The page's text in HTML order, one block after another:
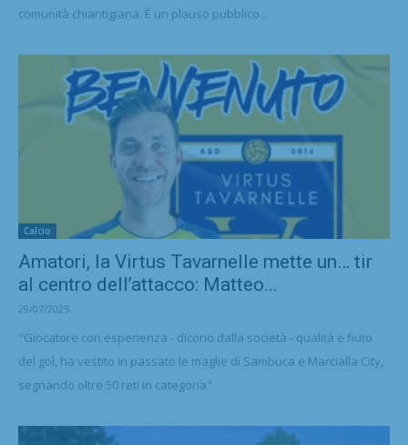
comunità chiantigiana. È un plauso pubblico...
Calcio
Amatori, la Virtus Tavarnelle mette un… tir
al centro dell’attacco: Matteo...
29/07/2025
"Giocatore con esperienza - dicono dalla società - qualità e fiuto
del gol, ha vestito in passato le maglie di Sambuca e Marcialla City,
segnando oltre 50 reti in categoria"